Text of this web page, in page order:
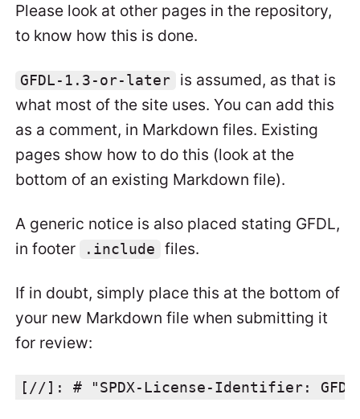
Please look at other pages in the repository,
to know how this is done.
GFDL-1.3-or-later
is assumed, as that is
what most of the site uses. You can add this
as a comment, in Markdown files. Existing
pages show how to do this (look at the
bottom of an existing Markdown file).
A generic notice is also placed stating GFDL,
in footer
.include files.
If in doubt, simply place this at the bottom of
your new Markdown file when submitting it
for review:
[//]: # "SPDX-License-Identifier: